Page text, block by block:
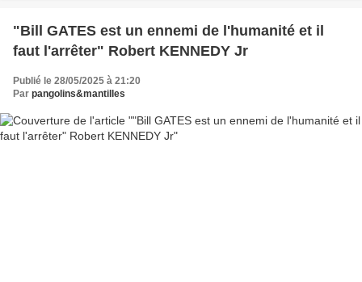
"Bill GATES est un ennemi de l'humanité et il
faut l'arrêter" Robert KENNEDY Jr
Publié le 28/05/2025 à 21:20
Par pangolins&mantilles